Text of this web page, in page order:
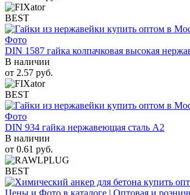
BEST
DIN 1587 гайка колпачковая высокая
В наличии
от 2.57 руб.
BEST
DIN 934 гайка нержавеющая сталь A2
В наличии
от 0.61 руб.
BEST